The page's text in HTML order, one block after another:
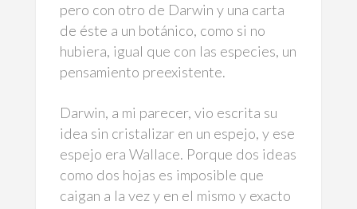
pero con otro de Darwin y una carta
de éste a un botánico, como si no
hubiera, igual que con las especies, un
pensamiento preexistente.
Darwin, a mi parecer, vio escrita su
idea sin cristalizar en un espejo, y ese
espejo era Wallace. Porque dos ideas
como dos hojas es imposible que
caigan a la vez y en el mismo y exacto